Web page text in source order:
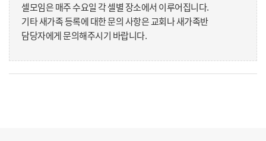
셀모임은 매주 수요일 각 셀별 장소에서 이루어집니다.
기타 새가족 등록에 대한 문의 사항은 교회나 새가족반
담당자에게 문의해주시기 바랍니다.